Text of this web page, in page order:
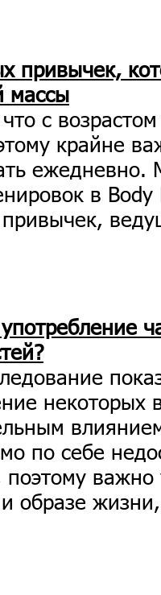
привычек,
массы
что с
крайне
в
некоторых
по себе
поэтому
образе